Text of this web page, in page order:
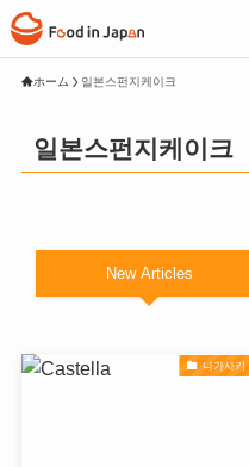
ホーム 일본스펀지케이크
일본스펀지케이크
New Articles
나가사키